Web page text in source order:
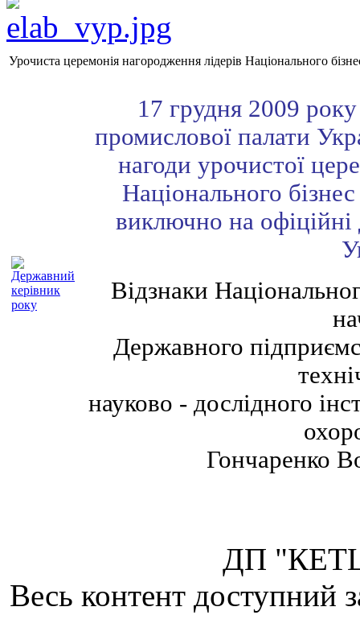
Урочиста церемонія нагородження лідерів Національного
17 грудня 2009
промислової палати
нагоди урочистої
Національного
виключно на офіційні
Відзнаки
Державного
науково - дослідного
Гончаренко
ДП
Весь контент доступний